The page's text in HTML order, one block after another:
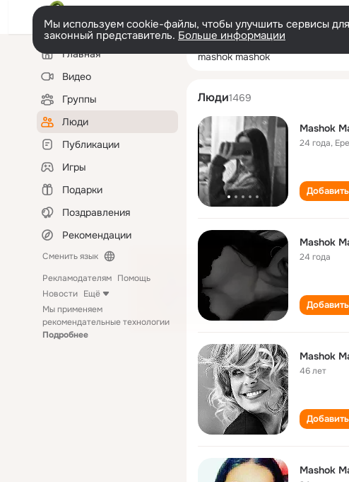
Мы используем cookie-файлы, чтобы улучшить сервисы
законный представитель. Больше информации
Левая
колонкаГлавная
Видео
Группы
Люди
Публикации
Игры
Подарки
Поздравления
Рекомендации
Сменить язык
Рекламодателям Помощь
Новости Ещё
Мы применяем
рекомендательные технологии
Подробнее
mashok mashok
Люди1469
Mashok
24 года,
Mashok
24 года
Mashok
46 лет
Mashok